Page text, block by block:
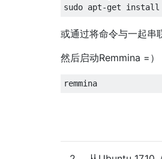
或通过将命令与一起串
然后启动Remmina =）